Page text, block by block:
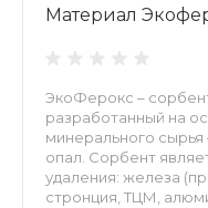
Материал
ЭкоФерокс –
разработанный на
минерального
опал. Сорбент
удаления: железа
стронция, ТЦМ,